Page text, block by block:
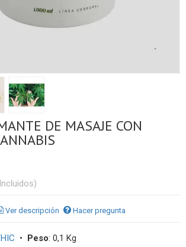
Ver descripción Hacer pregunta
• Peso: 0,1 Kg